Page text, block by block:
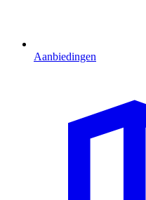
Aanbiedingen